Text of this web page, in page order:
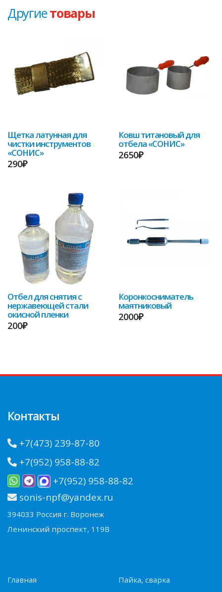
Другиетовары
Щетка латунная для
чистки инструментов
«СОНИС»
290₽
Ковш титановый для
отбела «СОНИС»
2650₽
Отбел для снятия с
нержавеющей стали
окисной пленки
200₽
Коронкосниматель
маятниковый
2000₽
Контакты
+7(473) 239-87-80
+7(952) 958-88-82
+7(952) 958-88-82
sonis-npf@yandex.ru
394033 Россия г. Воронеж
Ленинский проспект, 119В
Главная
Пайка, сварка